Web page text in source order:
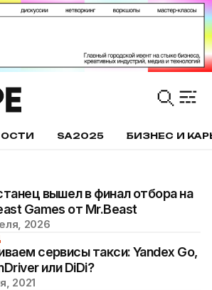
SA2025 БИЗНЕС И
вышел в финал отбора на
Games от Mr.Beast
2026
сервисы такси: Yandex Go,
или DiDi?
2021